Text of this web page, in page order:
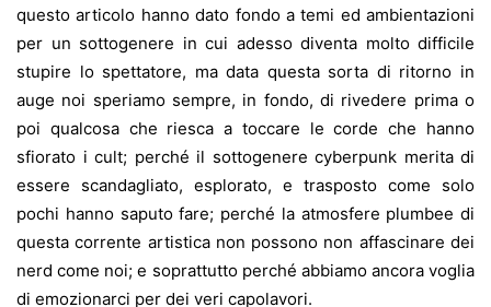
questo articolo hanno dato fondo a temi ed ambientazioni
per un sottogenere in cui adesso diventa molto difficile
stupire lo spettatore, ma data questa sorta di ritorno in
auge noi speriamo sempre, in fondo, di rivedere prima o
poi qualcosa che riesca a toccare le corde che hanno
sfiorato i cult; perché il sottogenere cyberpunk merita di
essere scandagliato, esplorato, e trasposto come solo
pochi hanno saputo fare; perché la atmosfere plumbee di
questa corrente artistica non possono non affascinare dei
nerd come noi; e soprattutto perché abbiamo ancora voglia
di emozionarci per dei veri capolavori.